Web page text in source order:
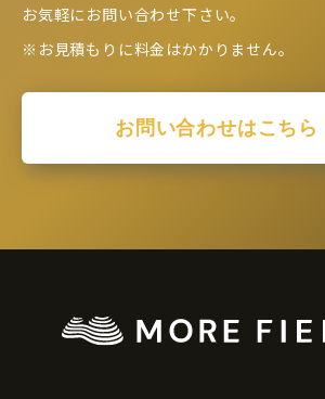
お気軽にお問い合わせ下さい。
※お見積もりに料金はかかりません。
お問い合わせはこちら